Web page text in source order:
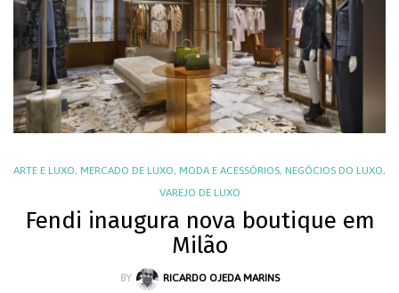
ARTE E LUXO, MERCADO DE LUXO, MODA E ACESSÓRIOS, NEGÓCIOS DO LUXO,
VAREJO DE LUXO
Fendi inaugura nova boutique em
Milão
BY RICARDO OJEDA MARINS